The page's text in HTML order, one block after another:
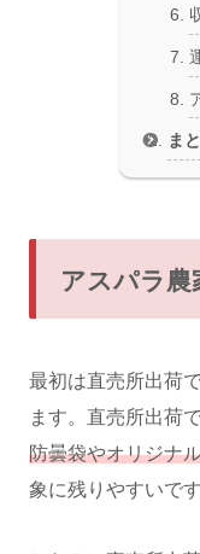
ま
アスパラ
最初は直売所出荷
ます。直売所出荷
防曇袋やオリジナ
象に残りやすいです